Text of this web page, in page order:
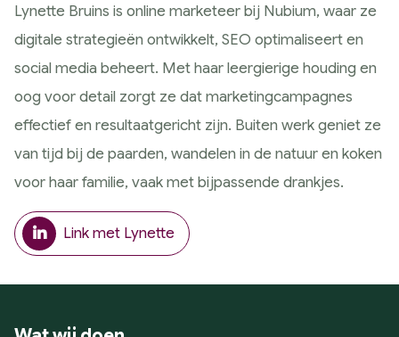
Presteren
SEO & GEO
Google Analytics
Lynette Bruins is online marketeer bij Nubium, waar ze
digitale strategieën ontwikkelt, SEO optimaliseert en
social media beheert. Met haar leergierige houding en
oog voor detail zorgt ze dat marketingcampagnes
effectief en resultaatgericht zijn. Buiten werk geniet ze
van tijd bij de paarden, wandelen in de natuur en koken
voor haar familie, vaak met bijpassende drankjes.
Link met Lynette